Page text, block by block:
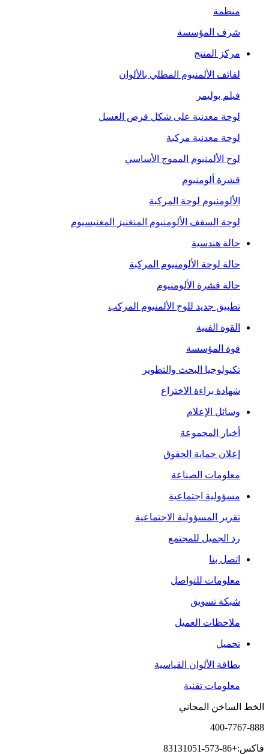
منظمة
شرف المؤسسة
مركز المنتج
لفائف الألمنيوم المطلي بالألوان
فيلم بوليمر
لوحة معدنية على شكل قرص العسل
لوحة معدنية مركبة
لوح الألمنيوم المموج الأساسي
قشرة ألومنيوم
الألومنيوم لوحة المركبة
لوحة السقف الألومنيوم المنغنيز المغنيسيوم
حالة هندسية
حالة لوحة الألومنيوم المركبة
حالة قشرة الألومنيوم
تطبيق جديد للوح الألمنيوم المركب
القوة الفنية
قوة المؤسسة
تكنولوجيا البحث والتطوير
شهادة براءة الاختراع
وسائل الإعلام
أخبار المجموعة
إعلان حماية الحقوق
معلومات الصناعة
مسؤولية اجتماعية
تقرير المسؤولية الاجتماعية
رد الجميل للمجتمع
اتصل بنا
معلومات للتواصل
شبكة تسويق
ملاحظات العميل
تحميل
بطاقة الألوان القياسية
معلومات تقنية
الخط الساخن المجاني
400-7767-888
فاكس:+86-573-83131051